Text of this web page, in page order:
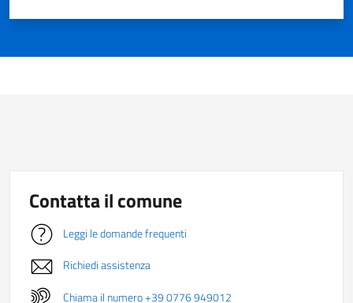
Contatta il comune
Leggi le domande frequenti
Richiedi assistenza
Chiama il numero +39 0776 949012